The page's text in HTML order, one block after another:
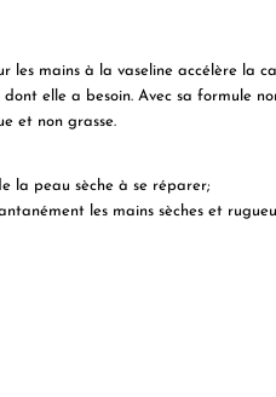
les mains à la vaseline accélère la
elle a besoin. Avec sa formule
et non grasse.
la peau sèche à se réparer;
les mains sèches et